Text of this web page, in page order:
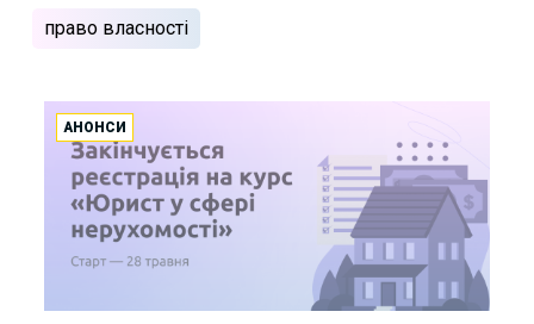
право власності
АНОНСИ